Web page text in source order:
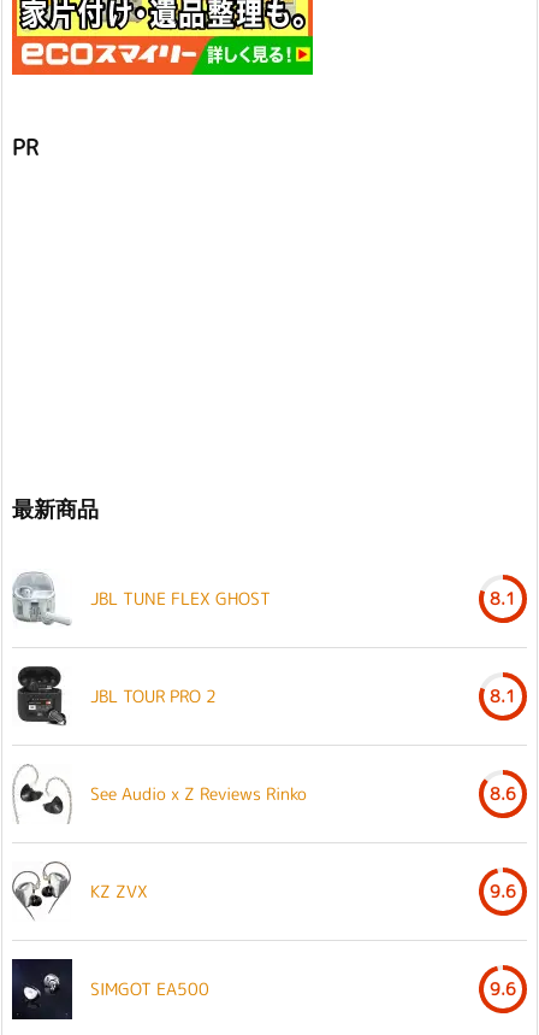
PR
最新商品
JBL TUNE FLEX GHOST 8.1
JBL TOUR PRO 2 8.1
See Audio x Z Reviews Rinko 8.6
KZ ZVX 9.6
SIMGOT EA500 9.6